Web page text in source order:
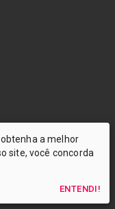
a melhor
site, você concorda
ENTENDI!